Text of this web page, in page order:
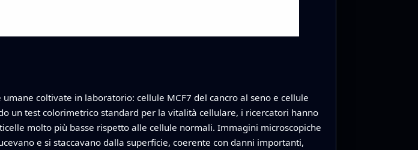
coltivate in laboratorio: cellule MCF7 del cancro al seno e cellule
un test colorimetrico standard per la vitalità cellulare, i ricercatori hanno
molto più basse rispetto alle cellule normali. Immagini microscopiche
e si staccavano dalla superficie, coerente con danni importanti,